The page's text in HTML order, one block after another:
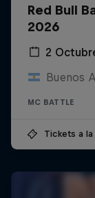
Red Bull
2026
2
Buenos
MC BATTLE
Tickets a la